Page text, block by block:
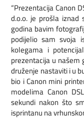
“Prezentacija Canon
d.o.o. je prošla
godina bavim
podijelio sam svoja
kolegama i
prezentacija u
druženje nastaviti i u
bio i Canon mini
modelima Canon
sekundi nakon što
isprintanu na